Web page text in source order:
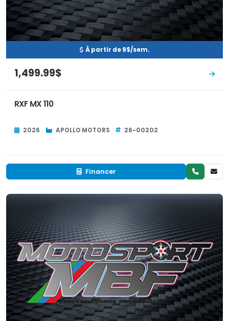
À partir de 9$/sem.
1,499.99$
RXF MX 110
2026 APOLLO MOTORS 26-00202
Financer
Neuf